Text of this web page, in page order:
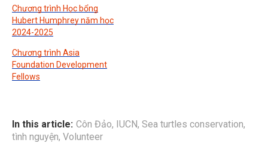
Chương trình Học bổng
Hubert Humphrey năm học
2024-2025
Chương trình Asia
Foundation Development
Fellows
In this article: Côn Đảo, IUCN, Sea turtles conservation,
tình nguyện, Volunteer